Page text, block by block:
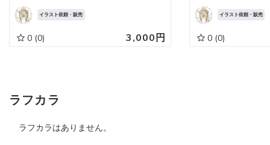
イラスト依頼・販売
0 (0) 3,000円
イラスト依頼・販売
0 (0)
ラフカラ
ラフカラはありません。